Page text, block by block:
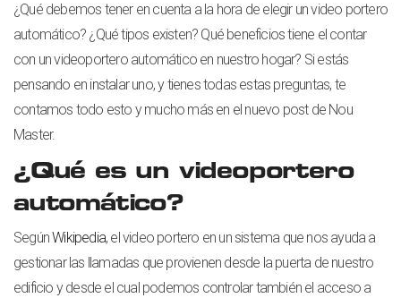
¿Qué debemos tener en cuenta a la hora de elegir un video portero
automático? ¿Qué tipos existen? Qué beneficios tiene el contar
con un videoportero automático en nuestro hogar? Si estás
pensando en instalar uno, y tienes todas estas preguntas, te
contamos todo esto y mucho más en el nuevo post de Nou
Master.
¿Qué es un videoportero
automático?
SegúnWikipedia, el video portero en un sistema que nos ayuda a
gestionar las llamadas que provienen desde la puerta de nuestro
edificio y desde el cual podemos controlar también el acceso a